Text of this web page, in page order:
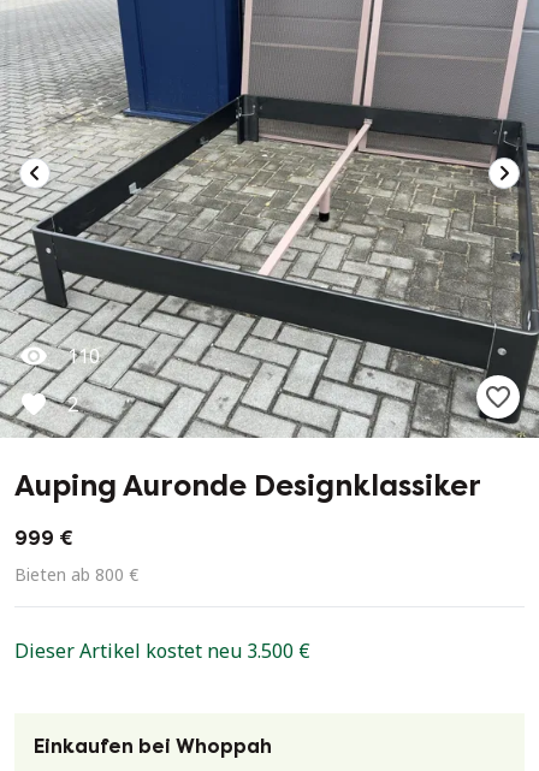
110
2
Auping Auronde Designklassiker
999 €
Bieten ab 800 €
Dieser Artikel kostet neu 3.500 €
Einkaufen bei Whoppah